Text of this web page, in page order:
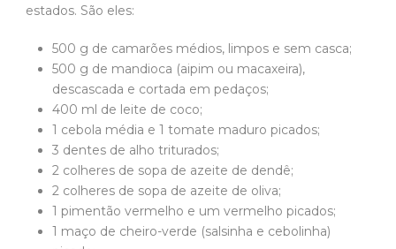
estados. São eles:
500 g de camarões médios, limpos e sem casca;
500 g de mandioca (aipim ou macaxeira),
descascada e cortada em pedaços;
400 ml de leite de coco;
1 cebola média e 1 tomate maduro picados;
3 dentes de alho triturados;
2 colheres de sopa de azeite de dendê;
2 colheres de sopa de azeite de oliva;
1 pimentão vermelho e um vermelho picados;
1 maço de cheiro-verde (salsinha e cebolinha)